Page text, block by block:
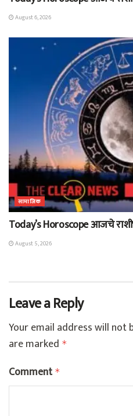
August 6, 2026
सामाजिक
Today’s Horoscope आजचे
August 5, 2026
Leave a Reply
Your email address will not
are marked *
Comment *